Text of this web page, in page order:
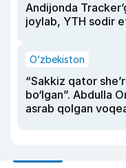
Andijonda
joylab, YTH sodir
O‘zbekiston
“Sakkiz qator
bo‘lgan”. Abdulla
asrab qolgan